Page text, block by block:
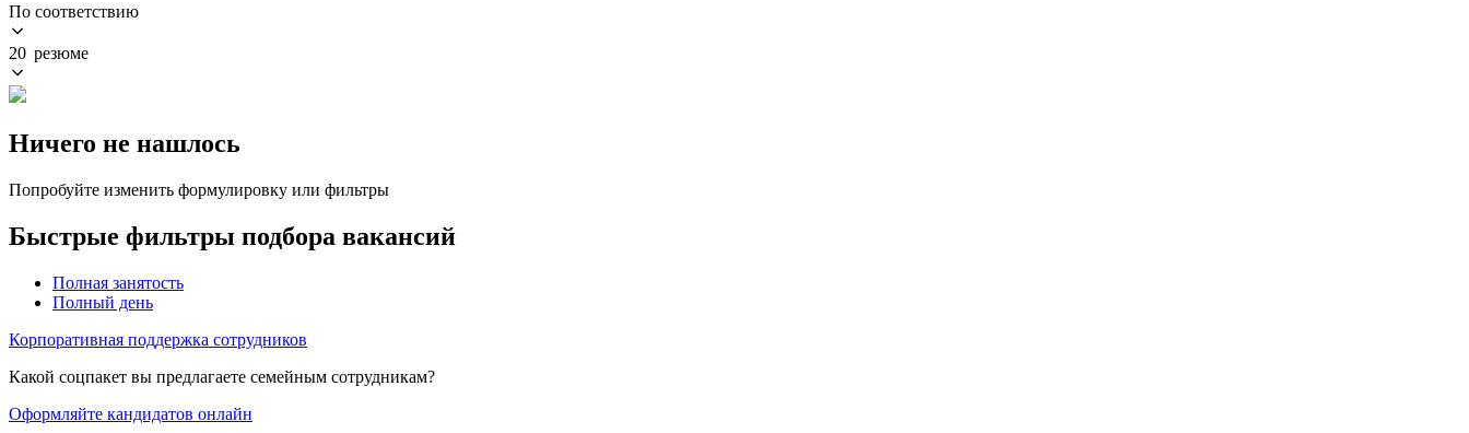
По соответствию
20 резюме
Ничего не нашлось
Попробуйте изменить формулировку или фильтры
Быстрые фильтры подбора вакансий
Полная занятость
Полный день
Корпоративная поддержка сотрудников
Какой соцпакет вы предлагаете семейным сотрудникам?
Оформляйте кандидатов онлайн